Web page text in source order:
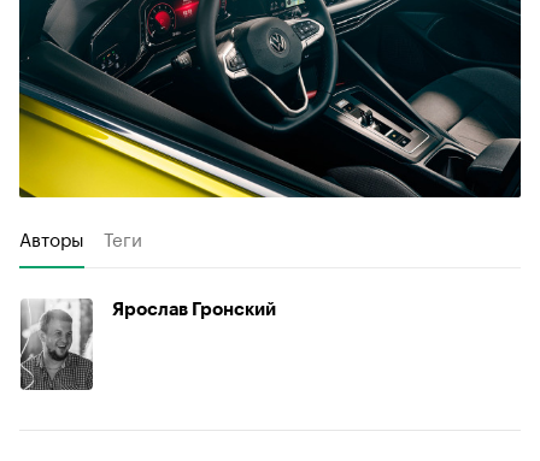
Авторы Теги
Ярослав Гронский